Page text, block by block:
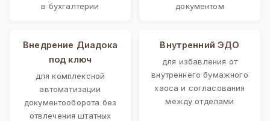
в бухгалтерии
документом
Внедрение Диадока
под ключ
для комплексной
автоматизации
документооборота без
отвлечения штатных
Внутренний ЭДО
для избавления от
внутреннего бумажного
хаоса и согласования
между отделами